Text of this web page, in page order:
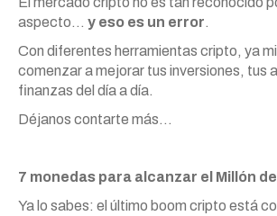
aspecto… y eso es un error.
Con diferentes herramientas cripto, ya
comenzar a mejorar tus inversiones, tus
finanzas del día a día.
Déjanos contarte más…
7 monedas para alcanzar el Millón
Ya lo sabes: el último boom cripto está